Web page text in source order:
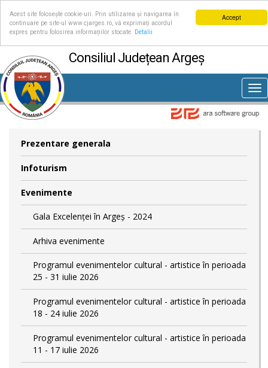
Accept
Acest site folosește cookie-uri. Prin utilizarea și navigarea în
continuare pe site-ul www.cjarges.ro, vă exprimați acordul
expres pentru folosirea informațiilor stocate.
Detalii
Consiliul Județean Argeș
Prezentare generala
Infoturism
Evenimente
Gala Excelenței în Argeș - 2024
Arhiva evenimente
Programul evenimentelor cultural - artistice în perioada
25 - 31 iulie 2026
Programul evenimentelor cultural - artistice în perioada
18 - 24 iulie 2026
Programul evenimentelor cultural - artistice în perioada
11 - 17 iulie 2026